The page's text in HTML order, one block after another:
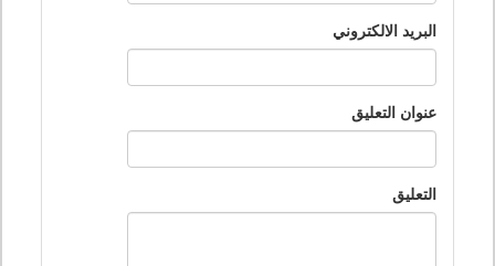
البريد الالكتروني
عنوان التعليق
التعليق